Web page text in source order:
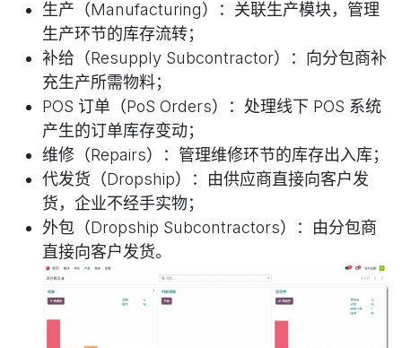
生产（Manufacturing）：关联生产模块，管理
生产环节的库存流转；
补给（Resupply Subcontractor）：向分包商补
充生产所需物料；
POS 订单（PoS Orders）：处理线下 POS 系统
产生的订单库存变动；
维修（Repairs）：管理维修环节的库存出入库；
代发货（Dropship）：由供应商直接向客户发
货，企业不经手实物；
外包（Dropship Subcontractors）：由分包商
直接向客户发货。